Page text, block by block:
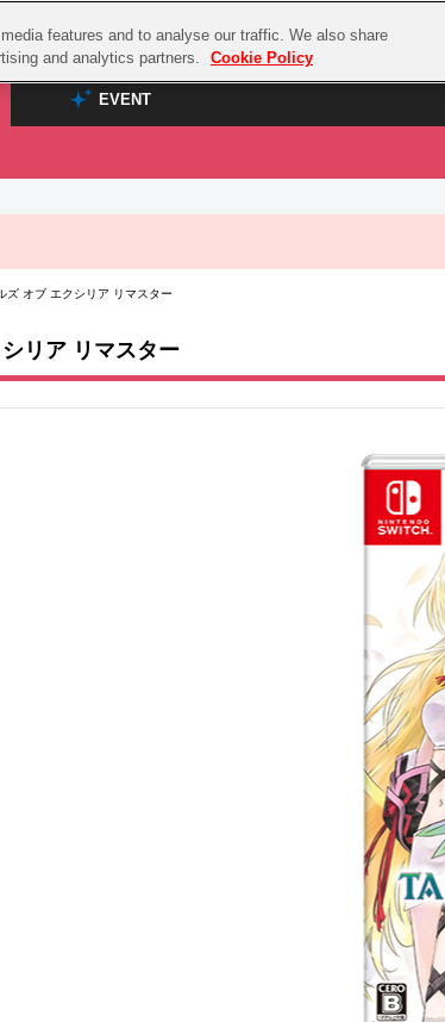
EVENT
TOP
EVENT
ASOBI TICKET
その他先行受付
ックマン
アイドリッシュセブン
オブ エクシリア リマスター
リア リマスター
features and to analyse our traffic. We also share
and analytics partners.
Cookie Policy